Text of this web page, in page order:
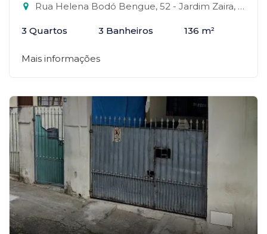
Rua Helena Bodó Bengue, 52 - Jardim Zaira, Mauá-SP
3 Quartos 3 Banheiros 136 m²
Mais informações